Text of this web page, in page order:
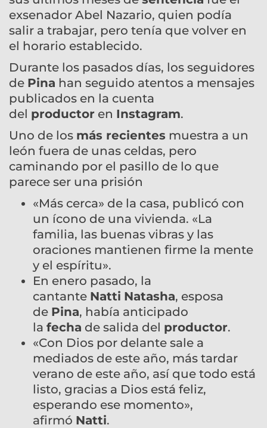
exsenador Abel Nazario, quien podía
salir a trabajar, pero tenía que volver en
el horario establecido.
Durante los pasados días, los seguidores
de Pina han seguido atentos a mensajes
publicados en la cuenta
del productor en Instagram.
Uno de los más recientes muestra a un
león fuera de unas celdas, pero
caminando por el pasillo de lo que
parece ser una prisión
«Más cerca» de la casa, publicó con
un ícono de una vivienda. «La
familia, las buenas vibras y las
oraciones mantienen firme la mente
y el espíritu».
En enero pasado, la
cantante Natti Natasha, esposa
de Pina, había anticipado
la fecha de salida del productor.
«Con Dios por delante sale a
mediados de este año, más tardar
verano de este año, así que todo está
listo, gracias a Dios está feliz,
esperando ese momento»,
afirmó Natti.